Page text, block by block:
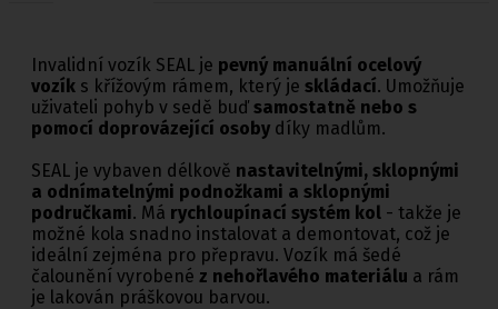
Invalidní vozík SEAL je pevný manuální ocelový
vozík s křížovým rámem, který je skládací. Umožňuje
uživateli pohyb v sedě buď samostatně nebo s
pomocí doprovázející osoby díky madlům.
SEAL je vybaven délkově nastavitelnými, sklopnými
a odnímatelnými podnožkami a sklopnými
područkami. Má rychloupínací systém kol - takže je
možné kola snadno instalovat a demontovat, což je
ideální zejména pro přepravu. Vozík má šedé
čalounění vyrobené z nehořlavého materiálu a rám
je lakován práškovou barvou.